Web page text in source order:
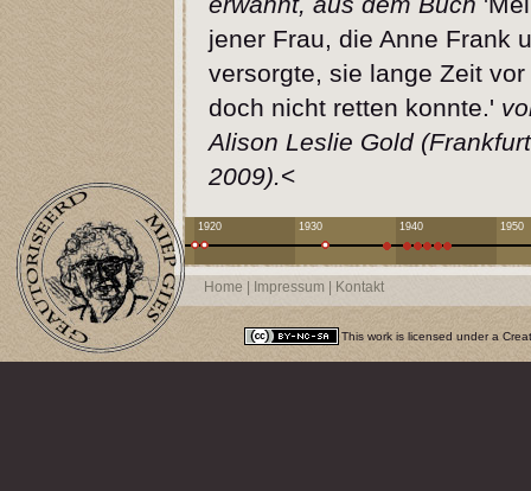
jener Frau, die Anne Frank
versorgte, sie lange Zeit
doch nicht retten konnte.'
Alison Leslie Gold
2009).<
1920 1930 1940 1950
Home Impressum Kontakt
This work is licensed under a